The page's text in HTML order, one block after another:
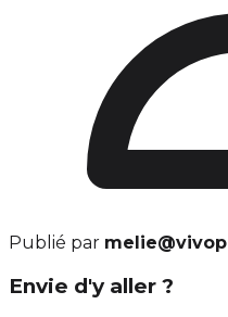
Publié par melie@vivop
Envie d'y aller ?